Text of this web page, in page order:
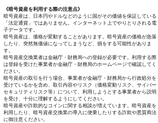
《暗号資産を利用する際の注意点》
暗号資産は、日本円やドルなどのように国がその価値を保証している
「法定通貨」ではありません。インターネット上でやりとりされる電
子データです。
暗号資産は、価格が変動することがあります。暗号資産の価格が急落
したり、突然無価値になってしまうなど、損をする可能性がありま
す。
暗号資産交換業者は金融庁・財務局への登録が必要です。利用する際
は登録を受けた事業者か金融庁・財務局のホームページで確認してく
ださい。
暗号資産の取引を行う場合、事業者が金融庁・財務局から行政処分を
受けているかを含め、取引内容やリスク（価格変動リスク、サイバー
セキュリティリスク等）について、利用しようとする事業者から説明
を受け、十分に理解するようにしてください。
暗号資産や詐欺的なコインに関する相談が増えています。暗号資産を
利用したり、暗号資産交換業の導入に便乗したりする詐欺や悪質商法
に御注意ください。